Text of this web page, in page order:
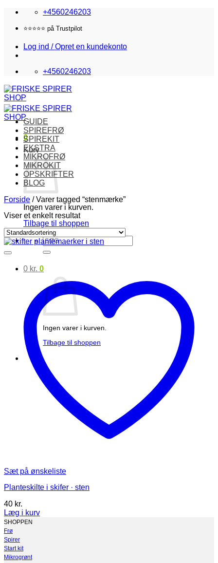
Fortsæt
indhold
+4560246203
⭐️⭐️⭐️⭐️⭐️ på Trustpilot
Log ind / Opret en kundekonto
+4560246203
0
Kurv
Ingen varer i kurven.
Tilbage til shoppen
Søg
efter:
0 kr. 0
Ingen varer i kurven.
Tilbage til shoppen
GUIDE
SPIREFRØ
SPIREKIT
EKSTRA
MIKROFRØ
MIKROKIT
OPSKRIFTER
BLOG
Forside /Varer tagged “stenmærke”
Viser et enkelt resultat
Sæt på ønskeliste
Planteskilte i skifer · sten
40 kr.
Læg i kurv
Dette
vare
har
flere
varianter.
SHOPPEN
Frø
Spirer
Start kit
Mikrogrønt